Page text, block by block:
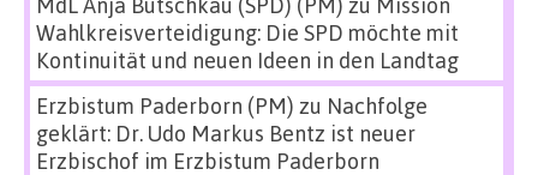
Wahlkreisverteidigung: Die SPD möchte mit
Kontinuität und neuen Ideen in den Landtag
Erzbistum Paderborn (PM) zu Nachfolge
geklärt: Dr. Udo Markus Bentz ist neuer
Erzbischof im Erzbistum Paderborn